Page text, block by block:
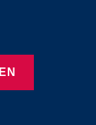
Seite
Twitter Seite
Proenen LinkedIn
Proenen